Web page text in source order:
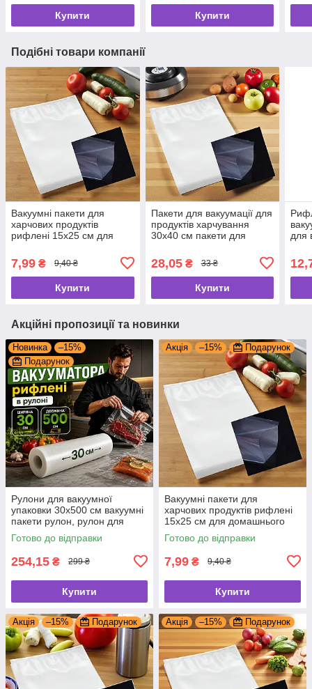
Купити Купити
Подібні товари компанії
Вакуумні пакети для
харчових продуктів
рифлені 15х25 см для
7,99 ₴ 9,40 ₴
Купити
Пакети для вакуумації для
продуктів харчування
30х40 см пакети для
28,05₴ 33 ₴
Купити
для
Акційні пропозиції та новинки
Новинка
–15%
Подарунок
Рулони для вакуумної
упаковки 30х500 см вакуумні
пакети рулон, рулон для
вакуумування гофрований
Готово до відправки
254,15 ₴ 299 ₴
Купити
Акція –15% Подарунок
Вакуумні пакети для
харчових продуктів рифлені
15х25 см для домашнього
використання
Готово до відправки
7,99 ₴ 9,40 ₴
Купити
Акція –15% Подарунок Акція –15% Подарунок